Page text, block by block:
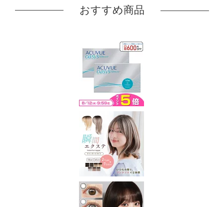
おすすめ商品